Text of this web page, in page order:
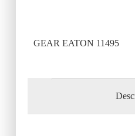
GEAR EATON 11495